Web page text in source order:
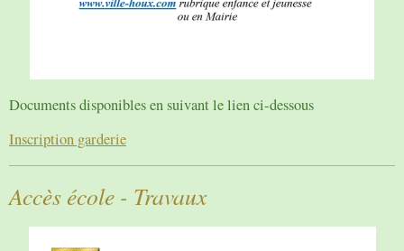
Documents disponibles en suivant le lien ci-dessous
Inscription garderie
Accès école - Travaux